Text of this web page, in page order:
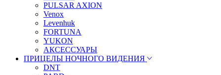
PULSAR AXION
Venox
Levenhuk
FORTUNA
YUKON
АКСЕССУАРЫ
ПРИЦЕЛЫ НОЧНОГО ВИДЕНИЯ
DNT